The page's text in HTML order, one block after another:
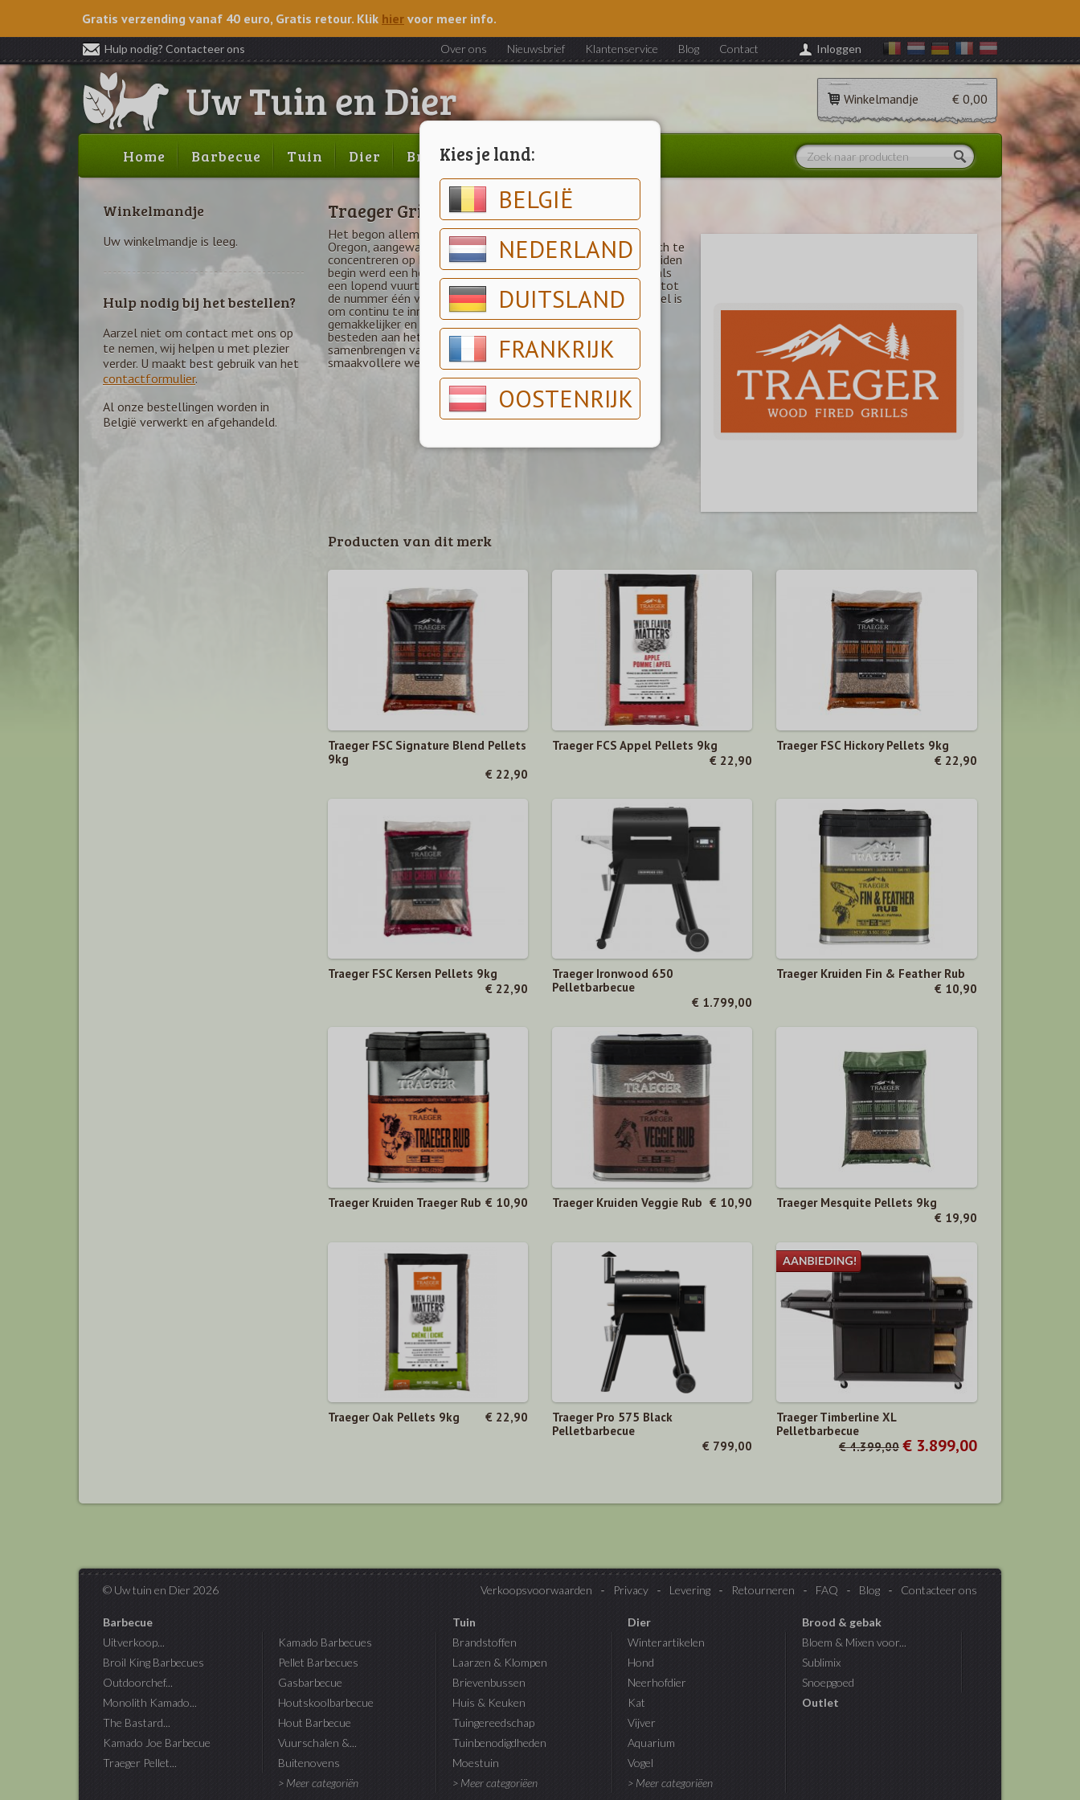
Kies je land:
BELGIË
NEDERLAND
DUITSLAND
FRANKRIJK
OOSTENRIJK
Gratis verzending vanaf 40 euro, Gratis retour. Klik hier voor meer info.
Hulp nodig? Contacteer ons Over ons Nieuwsbrief Klantenservice Blog Contact Inloggen
Winkelmandje € 0,00
Home Barbecue Tuin Dier Brood & gebak
Traeger Grills
Het begon allemaal meer dan 30 jaar geleden in Mt. Angel,
Oregon, aangewakkerd door het idee van een innovator om zich te
concentreren op het eten en niet op de grill. Vanaf dat bescheiden
begin werd een houtgestookte revolutie gelanceerd, die zich als
een lopend vuurtje uitbreidde en uiteindelijk Traeger smeedde tot
de nummer één verkopende houtpelletgrill ter wereld. Ons doel is
om continu te innoveren, met de ambitie om buitenkoken
gemakkelijker en beter te proeven. We helpen je minder tijd te
besteden aan het verzorgen van de grill en meer tijd aan het
samenbrengen van familie en vrienden, waardoor een
smaakvollere wereld ontstaat.
Producten van dit merk
Traeger FSC Signature Blend Pellets
9kg
€ 22,90
Traeger FCS Appel Pellets 9kg
€ 22,90
Traeger FSC Hickory Pellets 9kg
€ 22,90
Traeger FSC Kersen Pellets 9kg
€ 22,90
Traeger Ironwood 650
Pelletbarbecue
€ 1.799,00
Traeger Kruiden Fin & Feather Rub
€ 10,90
Traeger Kruiden Traeger Rub € 10,90 Traeger Kruiden Veggie Rub € 10,90
Traeger Mesquite Pellets 9kg
€ 19,90
Traeger Oak Pellets 9kg € 22,90
Traeger Pro 575 Black
Pelletbarbecue
€ 799,00
Traeger Timberline XL
Pelletbarbecue
€ 4.399,00 € 3.899,00
Winkelmandje
Uw winkelmandje is leeg.
Hulp nodig bij het bestellen?
Aarzel niet om contact met ons op
te nemen, wij helpen u met plezier
verder. U maakt best gebruik van het
contactformulier.
Al onze bestellingen worden in
België verwerkt en afgehandeld.
© Uw tuin en Dier 2026 Verkoopsvoorwaarden Privacy Levering Retourneren FAQ Blog Contacteer ons
Barbecue
Uitverkoop...
Broil King Barbecues
Outdoorchef...
Monolith Kamado...
The Bastard...
Kamado Joe Barbecue
Traeger Pellet...
Kamado Barbecues
Pellet Barbecues
Gasbarbecue
Houtskoolbarbecue
Hout Barbecue
Vuurschalen &...
Buitenovens
> Meer categoriën
Tuin
Brandstoffen
Laarzen & Klompen
Brievenbussen
Huis & Keuken
Tuingereedschap
Tuinbenodigdheden
Moestuin
> Meer categoriëen
Dier
Winterartikelen
Hond
Neerhofdier
Kat
Vijver
Aquarium
Vogel
> Meer categoriëen
Brood & gebak
Bloem & Mixen voor...
Sublimix
Snoepgoed
Outlet